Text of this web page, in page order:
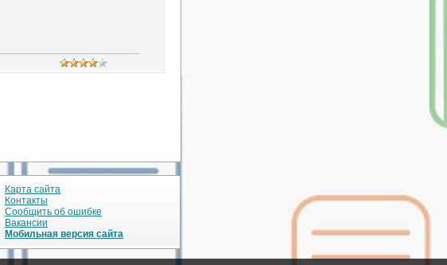
Карта сайта
Контакты
Сообщить об ошибке
Вакансии
Мобильная версия сайта